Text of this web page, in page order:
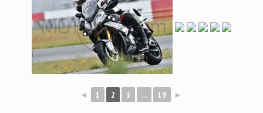
◄ 1 2 3 ... 19 ►